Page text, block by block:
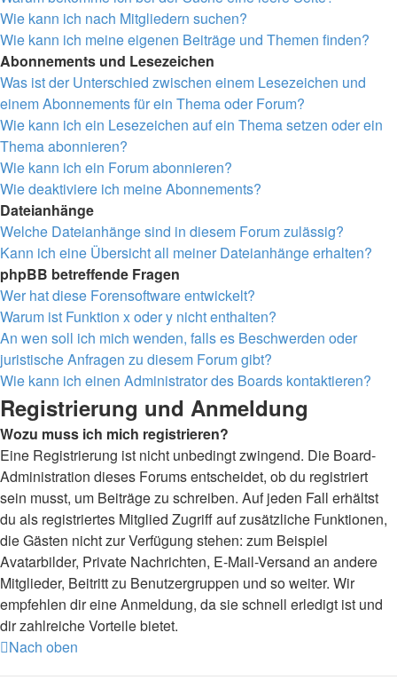
Wie kann ich nach Mitgliedern suchen?
Wie kann ich meine eigenen Beiträge und Themen finden?
Abonnements und Lesezeichen
Was ist der Unterschied zwischen einem Lesezeichen und
einem Abonnements für ein Thema oder Forum?
Wie kann ich ein Lesezeichen auf ein Thema setzen oder ein
Thema abonnieren?
Wie kann ich ein Forum abonnieren?
Wie deaktiviere ich meine Abonnements?
Dateianhänge
Welche Dateianhänge sind in diesem Forum zulässig?
Kann ich eine Übersicht all meiner Dateianhänge erhalten?
phpBB betreffende Fragen
Wer hat diese Forensoftware entwickelt?
Warum ist Funktion x oder y nicht enthalten?
An wen soll ich mich wenden, falls es Beschwerden oder
juristische Anfragen zu diesem Forum gibt?
Wie kann ich einen Administrator des Boards kontaktieren?
Registrierung und Anmeldung
Wozu muss ich mich registrieren?
Eine Registrierung ist nicht unbedingt zwingend. Die Board-
Administration dieses Forums entscheidet, ob du registriert
sein musst, um Beiträge zu schreiben. Auf jeden Fall erhältst
du als registriertes Mitglied Zugriff auf zusätzliche Funktionen,
die Gästen nicht zur Verfügung stehen: zum Beispiel
Avatarbilder, Private Nachrichten, E-Mail-Versand an andere
Mitglieder, Beitritt zu Benutzergruppen und so weiter. Wir
empfehlen dir eine Anmeldung, da sie schnell erledigt ist und
dir zahlreiche Vorteile bietet.
Nach oben